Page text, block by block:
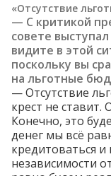
«Отсутствие
— С критикой
совете выступал
видите в этой
поскольку вы
на льготные
— Отсутствие
крест не
Конечно, это
денег мы всё
кредитоваться
независимости